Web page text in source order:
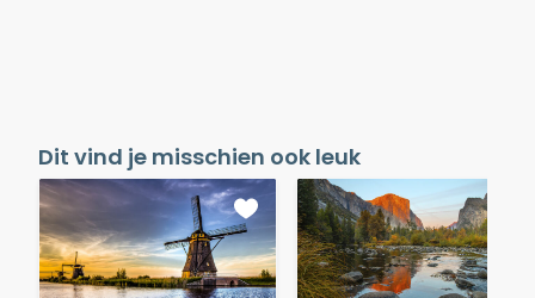
Dit vind je misschien ook leuk